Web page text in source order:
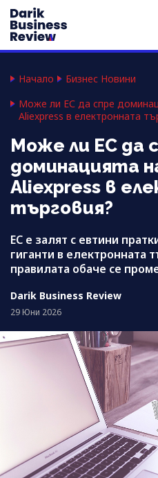
Начало
Бизнес Новини
Може ли ЕС да спре
Aliexpress в електронната
Може ли ЕС да
доминацията
Aliexpress в
търговия?
ЕС е залят с евтини
гиганти в електронната
правилата обаче се
Darik Business Review
29 Юни 2026